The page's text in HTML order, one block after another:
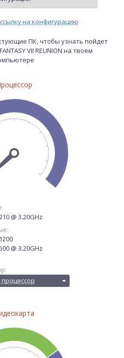
на конфигурацию
ПК, чтобы узнать пойдет
VII REUNION на твоем
@ 3.20GHz
@ 3.20GHz